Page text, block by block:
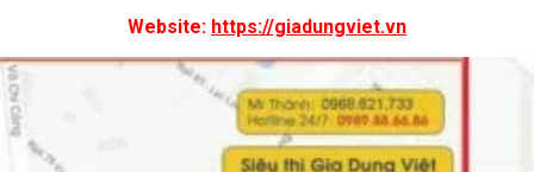
Website: https://giadungviet.vn